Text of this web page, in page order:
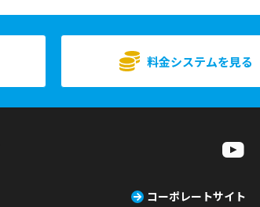
料金システムを見る
コーポレートサイト